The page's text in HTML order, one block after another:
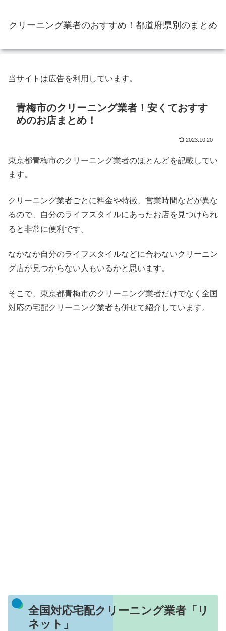
クリーニング業者のおすすめ！都道府県別のまとめ
当サイトは広告を利用しています。
青梅市のクリーニング業者！安くておすす
めのお店まとめ！
2023.10.20
東京都青梅市のクリーニング業者のほとんどを記載してい
ます。
クリーニング業者ごとに料金や特徴、営業時間などが異な
るので、自分のライフスタイルにあったお店を見つけられ
ると非常に便利です。
なかなか自分のライフスタイルなどに合わないクリーニン
グ店が見つからない人もいるかと思います。
そこで、東京都青梅市のクリーニング業者だけでなく全国
対応の宅配クリーニング業者も併せて紹介しています。
全国対応宅配クリーニング業者「リ
ネット」